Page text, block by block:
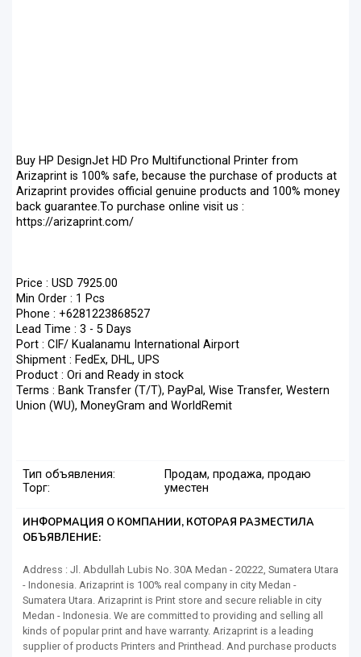
Buy HP DesignJet HD Pro Multifunctional Printer from
Arizaprint is 100% safe, because the purchase of products at
Arizaprint provides official genuine products and 100% money
back guarantee.To purchase online visit us :
https://arizaprint.com/
Price : USD 7925.00
Min Order : 1 Pcs
Phone : +6281223868527
Lead Time : 3 - 5 Days
Port : CIF/ Kualanamu International Airport
Shipment : FedEx, DHL, UPS
Product : Ori and Ready in stock
Terms : Bank Transfer (T/T), PayPal, Wise Transfer, Western
Union (WU), MoneyGram and WorldRemit
Тип объявления:
Продам, продажа, продаю
Торг:
уместен
ИНФОРМАЦИЯ О КОМПАНИИ, КОТОРАЯ РАЗМЕСТИЛА
ОБЪЯВЛЕНИЕ:
Address : Jl. Abdullah Lubis No. 30A Medan - 20222, Sumatera Utara
- Indonesia. Arizaprint is 100% real company in city Medan -
Sumatera Utara. Arizaprint is Print store and secure reliable in city
Medan - Indonesia. We are committed to providing and selling all
kinds of popular print and have warranty. Arizaprint is a leading
supplier of products Printers and Printhead. And purchase products